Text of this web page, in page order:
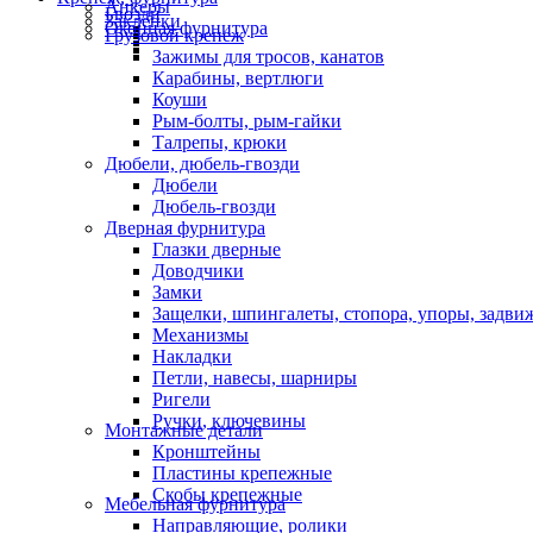
Анкеры
Гвозди
Заклепки
Оконная фурнитура
Грузовой крепеж
Зажимы для тросов, канатов
Карабины, вертлюги
Коуши
Рым-болты, рым-гайки
Талрепы, крюки
Дюбели, дюбель-гвозди
Дюбели
Дюбель-гвозди
Дверная фурнитура
Глазки дверные
Доводчики
Замки
Защелки, шпингалеты, стопора, упоры,
Механизмы
Накладки
Петли, навесы, шарниры
Ригели
Ручки, ключевины
Монтажные детали
Кронштейны
Пластины крепежные
Скобы крепежные
Мебельная фурнитура
Направляющие, ролики